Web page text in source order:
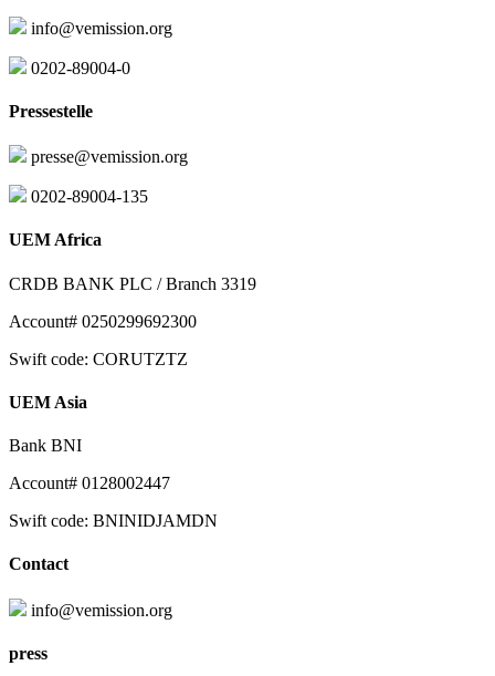
info@vemission.org
0202-89004-0
Pressestelle
presse@vemission.org
0202-89004-135
UEM Africa
CRDB BANK PLC / Branch 3319
Account# 0250299692300
Swift code: CORUTZTZ
UEM Asia
Bank BNI
Account# 0128002447
Swift code: BNINIDJAMDN
Contact
info@vemission.org
press